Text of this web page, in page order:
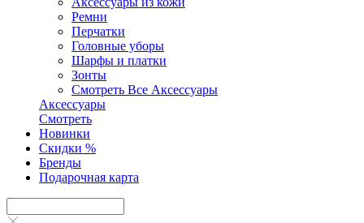
Ремни
Перчатки
Головные уборы
Шарфы и платки
Зонты
Смотреть Все Аксессуары
Аксессуары
Смотреть
Новинки
Скидки %
Бренды
Подарочная карта